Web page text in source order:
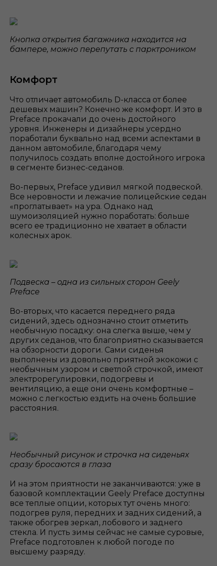
Кнопка открытия багажника находится на
бампере, можно перепутать с парктроником
Комфорт
Что отличает автомобиль D-класса от более
дешевых машин? Конечно же комфорт. И это в
Preface прокачали до очень достойного
уровня. Инженеры и дизайнеры усердно
поработали буквально над всеми аспектами в
данном автомобиле, благодаря чему
получилось создать вполне достойного игрока
в сегменте бизнес-седанов.
Во-первых, Preface удивил мягкой подвеской.
Все неровности и лежачие полицейские седан
«проглатывает» на ура. Однако над
шумоизоляцией нужно поработать: больше
всего ее традиционно не хватает в области
колесных арок.
Подвеска – одна из сильных сторон Geely
Preface
Во-вторых, что касается переднего ряда
сидений, здесь однозначно стоит отметить
необычную посадку: она слегка выше, чем у
других седанов, что благоприятно сказывается
на обзорности дороги. Сами сиденья
выполнены из довольно приятной экокожи с
необычным узором и светлой строчкой, имеют
электрорегулировки, подогревы и
вентиляцию, а еще они очень комфортные –
можно с легкостью ездить на очень большие
расстояния.
Необычный рисунок и строчка на сиденьях
сразу бросаются в глаза
И на этом приятности не заканчиваются: уже в
базовой комплектации Geely Preface доступны
все теплые опции, которых тут очень много:
подогрев руля, передних и задних сидений, а
также обогрев зеркал, лобового и заднего
стекла. И пусть зимы сейчас не самые суровые,
Preface подготовлен к любой погоде по
высшему разряду.